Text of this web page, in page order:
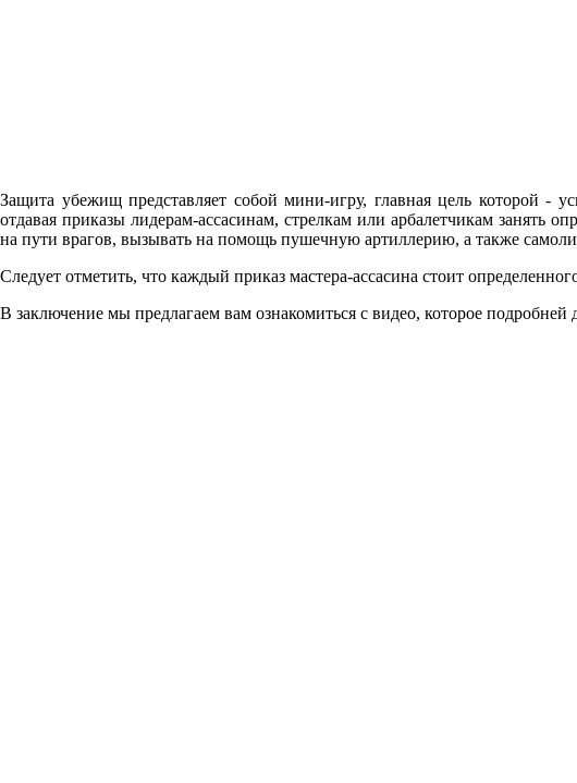
Защита убежищ представляет собой мини-игру, главная цель которой -
отдавая приказы лидерам-ассасинам, стрелкам или арбалетчикам
на пути врагов, вызывать на помощь пушечную артиллерию, а также
Следует отметить, что каждый приказ мастера-ассасина стоит
В заключение мы предлагаем вам ознакомиться с видео, которое